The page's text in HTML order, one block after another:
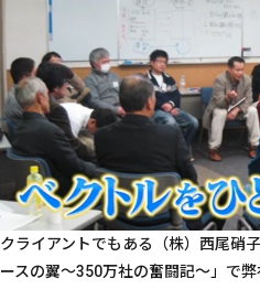
クライアントでもある（株）西尾硝
ースの翼～350万社の奮闘記～」で